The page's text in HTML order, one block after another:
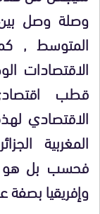
وصلة وصل
المتوسط ,
الاقتصادات
قطب
الاقتصادي
المغربية
فحسب بل هو
وإفريقيا بصفة